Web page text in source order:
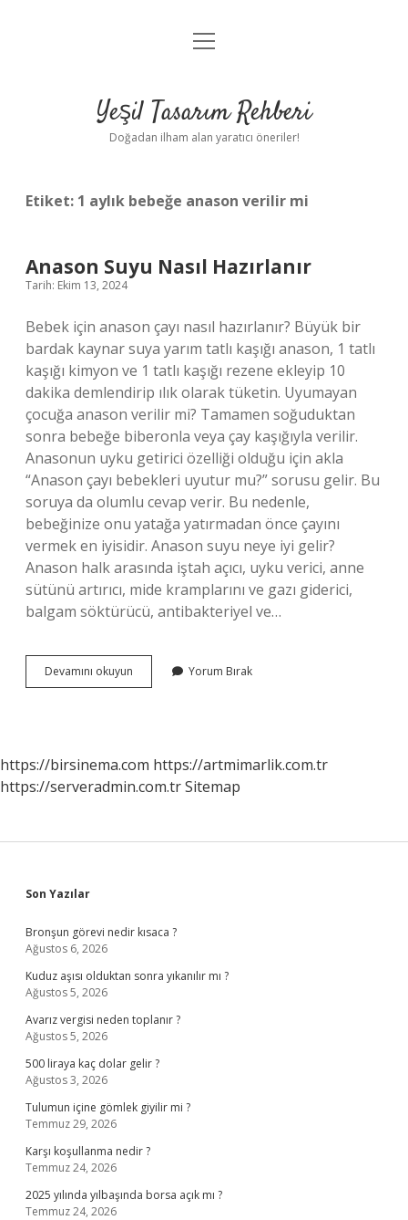
Anasayfa
Yasal Uyarı
menüyü
Yeşil Tasarım Rehberi
Doğadan ilham alan yaratıcı öneriler!
Etiket: 1 aylık bebeğe anason verilir mi
Anason Suyu Nasıl Hazırlanır
Tarih: Ekim 13, 2024
Bebek için anason çayı nasıl hazırlanır? Büyük bir
bardak kaynar suya yarım tatlı kaşığı anason, 1 tatlı
kaşığı kimyon ve 1 tatlı kaşığı rezene ekleyip 10
dakika demlendirip ılık olarak tüketin. Uyumayan
çocuğa anason verilir mi? Tamamen soğuduktan
sonra bebeğe biberonla veya çay kaşığıyla verilir.
Anasonun uyku getirici özelliği olduğu için akla
“Anason çayı bebekleri uyutur mu?” sorusu gelir. Bu
soruya da olumlu cevap verir. Bu nedenle,
bebeğinize onu yatağa yatırmadan önce çayını
vermek en iyisidir. Anason suyu neye iyi gelir?
Anason halk arasında iştah açıcı, uyku verici, anne
sütünü artırıcı, mide kramplarını ve gazı giderici,
balgam söktürücü, antibakteriyel ve…
Devamını okuyun
Suyu
Yorum Bırak
https://birsinema.com https://artmimarlik.com.tr
https://serveradmin.com.trSitemap
Sidebar
Son Yazılar
Bronşun görevi nedir kısaca ?
Ağustos 6, 2026
Kuduz aşısı olduktan sonra yıkanılır mı ?
Ağustos 5, 2026
Avarız vergisi neden toplanır ?
Ağustos 5, 2026
500 liraya kaç dolar gelir ?
Ağustos 3, 2026
Tulumun içine gömlek giyilir mi ?
Temmuz 29, 2026
Karşı koşullanma nedir ?
Temmuz 24, 2026
2025 yılında yılbaşında borsa açık mı ?
Temmuz 24, 2026